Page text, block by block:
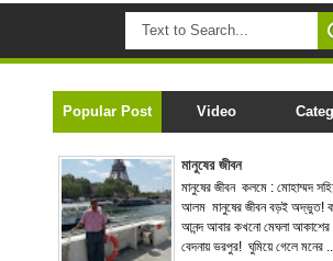
Popular Post Video
মানুষের জীবন
মানুষের জীবন কলমে : মোহাম্মদ
আলম মানুষের জীবন বড়ই অদ্ভুত!
আনন্দ আবার কখনো মেঘলা
বেদনায় ভরপুর! ঘুমিয়ে গেলে মনের ...